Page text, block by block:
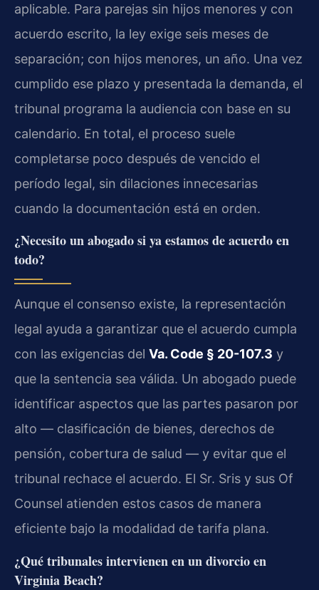
aplicable. Para parejas sin hijos menores y con
acuerdo escrito, la ley exige seis meses de
separación; con hijos menores, un año. Una vez
cumplido ese plazo y presentada la demanda, el
tribunal programa la audiencia con base en su
calendario. En total, el proceso suele
completarse poco después de vencido el
período legal, sin dilaciones innecesarias
cuando la documentación está en orden.
¿Necesito un abogado si ya estamos de acuerdo en
todo?
Aunque el consenso existe, la representación
legal ayuda a garantizar que el acuerdo cumpla
con las exigencias del Va. Code § 20-107.3 y
que la sentencia sea válida. Un abogado puede
identificar aspectos que las partes pasaron por
alto — clasificación de bienes, derechos de
pensión, cobertura de salud — y evitar que el
tribunal rechace el acuerdo. El Sr. Sris y sus Of
Counsel atienden estos casos de manera
eficiente bajo la modalidad de tarifa plana.
¿Qué tribunales intervienen en un divorcio en
Virginia Beach?